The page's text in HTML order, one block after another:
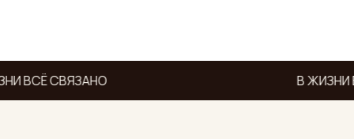
ВСЁ СВЯЗАНО В ЖИЗНИ